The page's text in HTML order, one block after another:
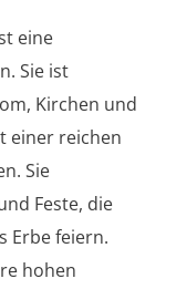
eine
Sie ist
Kirchen und
einer reichen
Sie
Feste, die
Erbe feiern.
hohen